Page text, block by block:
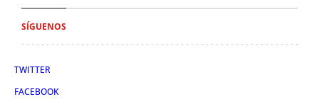
SÍGUENOS
TWITTER
FACEBOOK